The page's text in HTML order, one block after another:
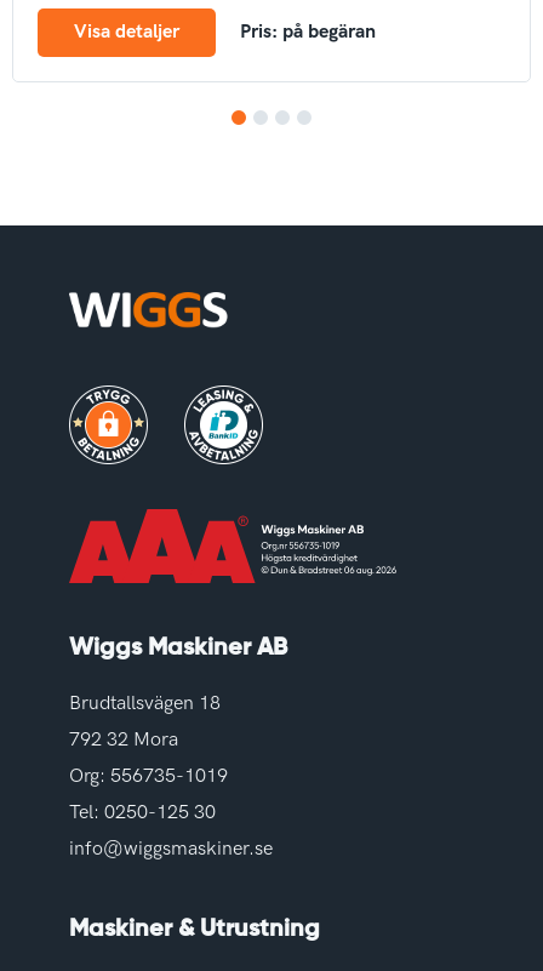
märkeVisa detaljer Pris: på begäran
4
Wiggs Maskiner AB
Brudtallsvägen 18
792 32 Mora
Org: 556735-1019
Tel: 0250-125 30
info@wiggsmaskiner.se
Maskiner & Utrustning